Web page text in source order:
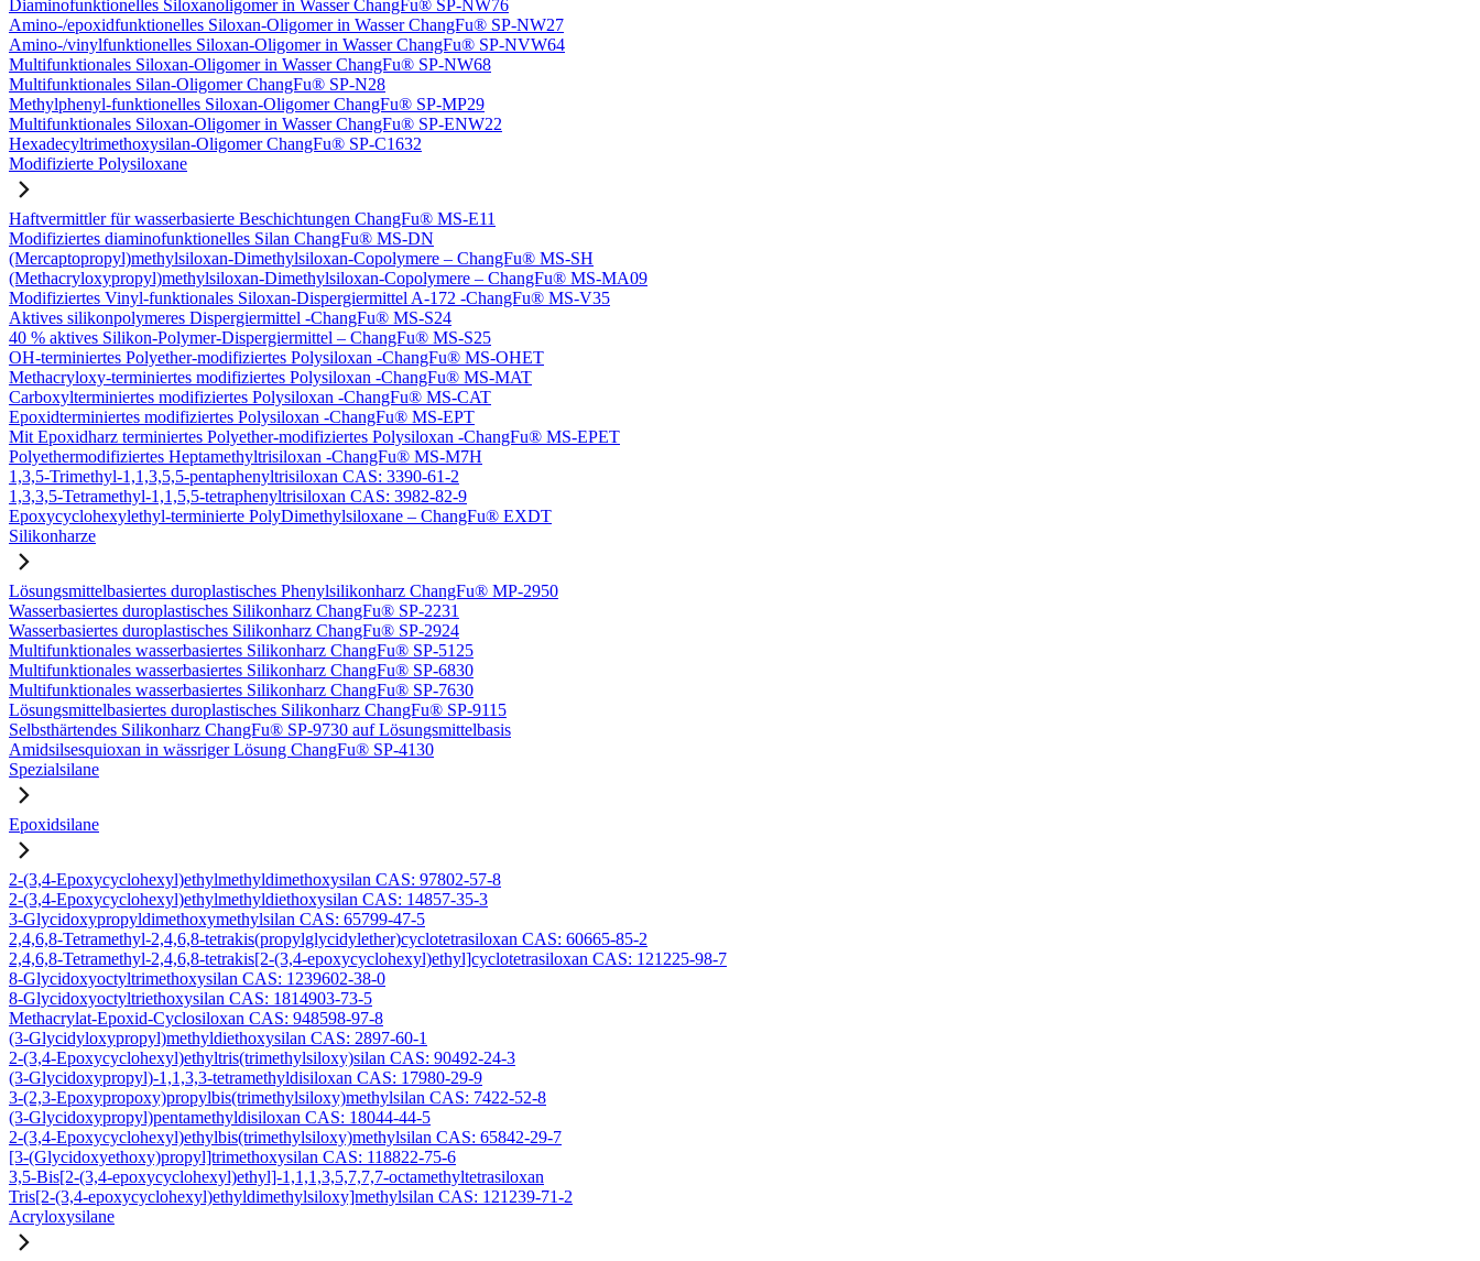
Diaminofunktionelles Siloxanoligomer in Wasser ChangFu® SP-NW76
Amino-/epoxidfunktionelles Siloxan-Oligomer in Wasser ChangFu® SP-NW27
Amino-/vinylfunktionelles Siloxan-Oligomer in Wasser ChangFu® SP-NVW64
Multifunktionales Siloxan-Oligomer in Wasser ChangFu® SP-NW68
Multifunktionales Silan-Oligomer ChangFu® SP-N28
Methylphenyl-funktionelles Siloxan-Oligomer ChangFu® SP-MP29
Multifunktionales Siloxan-Oligomer in Wasser ChangFu® SP-ENW22
Hexadecyltrimethoxysilan-Oligomer ChangFu® SP-C1632
Modifizierte Polysiloxane
Haftvermittler für wasserbasierte Beschichtungen ChangFu® MS-E11
Modifiziertes diaminofunktionelles Silan ChangFu® MS-DN
(Mercaptopropyl)methylsiloxan-Dimethylsiloxan-Copolymere – ChangFu® MS-SH
(Methacryloxypropyl)methylsiloxan-Dimethylsiloxan-Copolymere – ChangFu® MS-MA09
Modifiziertes Vinyl-funktionales Siloxan-Dispergiermittel A-172 -ChangFu® MS-V35
Aktives silikonpolymeres Dispergiermittel -ChangFu® MS-S24
40 % aktives Silikon-Polymer-Dispergiermittel – ChangFu® MS-S25
OH-terminiertes Polyether-modifiziertes Polysiloxan -ChangFu® MS-OHET
Methacryloxy-terminiertes modifiziertes Polysiloxan -ChangFu® MS-MAT
Carboxylterminiertes modifiziertes Polysiloxan -ChangFu® MS-CAT
Epoxidterminiertes modifiziertes Polysiloxan -ChangFu® MS-EPT
Mit Epoxidharz terminiertes Polyether-modifiziertes Polysiloxan -ChangFu® MS-EPET
Polyethermodifiziertes Heptamethyltrisiloxan -ChangFu® MS-M7H
1,3,5-Trimethyl-1,1,3,5,5-pentaphenyltrisiloxan CAS: 3390-61-2
1,3,3,5-Tetramethyl-1,1,5,5-tetraphenyltrisiloxan CAS: 3982-82-9
Epoxycyclohexylethyl-terminierte PolyDimethylsiloxane – ChangFu® EXDT
Silikonharze
Lösungsmittelbasiertes duroplastisches Phenylsilikonharz ChangFu® MP-2950
Wasserbasiertes duroplastisches Silikonharz ChangFu® SP-2231
Wasserbasiertes duroplastisches Silikonharz ChangFu® SP-2924
Multifunktionales wasserbasiertes Silikonharz ChangFu® SP-5125
Multifunktionales wasserbasiertes Silikonharz ChangFu® SP-6830
Multifunktionales wasserbasiertes Silikonharz ChangFu® SP-7630
Lösungsmittelbasiertes duroplastisches Silikonharz ChangFu® SP-9115
Selbsthärtendes Silikonharz ChangFu® SP-9730 auf Lösungsmittelbasis
Amidsilsesquioxan in wässriger Lösung ChangFu® SP-4130
Spezialsilane
Epoxidsilane
2-(3,4-Epoxycyclohexyl)ethylmethyldimethoxysilan CAS: 97802-57-8
2-(3,4-Epoxycyclohexyl)ethylmethyldiethoxysilan CAS: 14857-35-3
3-Glycidoxypropyldimethoxymethylsilan CAS: 65799-47-5
2,4,6,8-Tetramethyl-2,4,6,8-tetrakis(propylglycidylether)cyclotetrasiloxan CAS: 60665-85-2
2,4,6,8-Tetramethyl-2,4,6,8-tetrakis[2-(3,4-epoxycyclohexyl)ethyl]cyclotetrasiloxan CAS: 121225-98-7
8-Glycidoxyoctyltrimethoxysilan CAS: 1239602-38-0
8-Glycidoxyoctyltriethoxysilan CAS: 1814903-73-5
Methacrylat-Epoxid-Cyclosiloxan CAS: 948598-97-8
(3-Glycidyloxypropyl)methyldiethoxysilan CAS: 2897-60-1
2-(3,4-Epoxycyclohexyl)ethyltris(trimethylsiloxy)silan CAS: 90492-24-3
(3-Glycidoxypropyl)-1,1,3,3-tetramethyldisiloxan CAS: 17980-29-9
3-(2,3-Epoxypropoxy)propylbis(trimethylsiloxy)methylsilan CAS: 7422-52-8
(3-Glycidoxypropyl)pentamethyldisiloxan CAS: 18044-44-5
2-(3,4-Epoxycyclohexyl)ethylbis(trimethylsiloxy)methylsilan CAS: 65842-29-7
[3-(Glycidoxyethoxy)propyl]trimethoxysilan CAS: 118822-75-6
3,5-Bis[2-(3,4-epoxycyclohexyl)ethyl]-1,1,1,3,5,7,7,7-octamethyltetrasiloxan
Tris[2-(3,4-epoxycyclohexyl)ethyldimethylsiloxy]methylsilan CAS: 121239-71-2
Acryloxysilane